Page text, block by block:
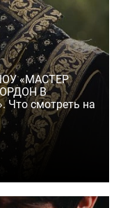
«МАСТЕР
В
смотреть на